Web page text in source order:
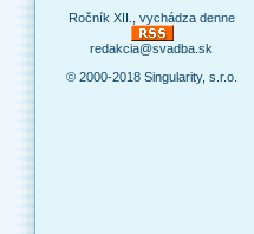
Ročník XII., vychádza denne
redakcia@svadba.sk
© 2000-2018 Singularity, s.r.o.